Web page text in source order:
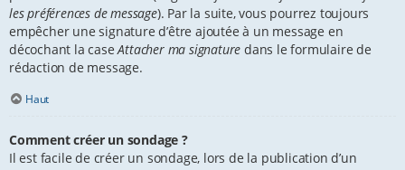
les préférences de message). Par la suite, vous pourrez toujours
empêcher une signature d’être ajoutée à un message en
décochant la caseAttacher ma signature dans le formulaire de
rédaction de message.
Haut
Comment créer un sondage ?
Il est facile de créer un sondage, lors de la publication d’un